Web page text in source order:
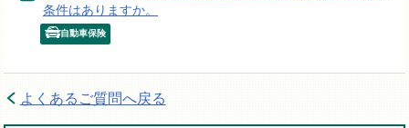
条件はありますか。
自動車保険
よくあるご質問へ戻る